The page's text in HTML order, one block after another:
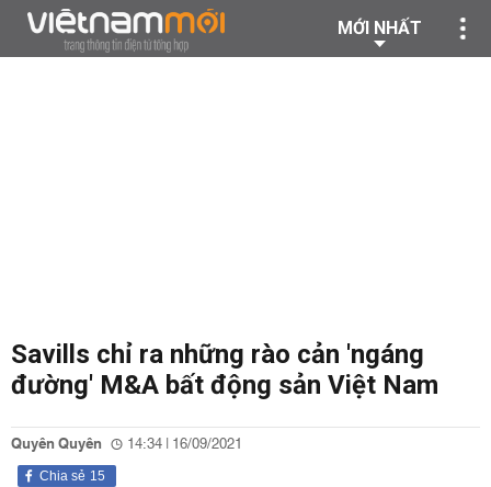
MỚI NHẤT
Savills chỉ ra những rào cản 'ngáng
đường' M&A bất động sản Việt Nam
Quyên Quyên 14:34 | 16/09/2021
15
Chia sẻ